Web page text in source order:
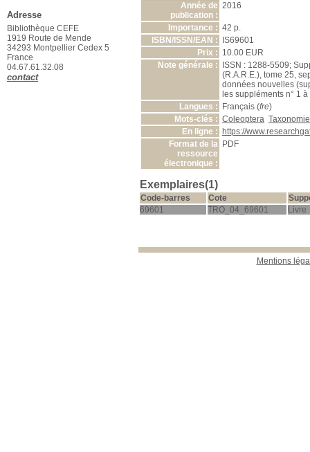
Année de
publication :
2016
Importance : 42 p.
ISBN/ISSN/EAN :
IS69601
Prix : 10.00 EUR
Note générale :
ISSN : 1288-5509;
(R.A.R.E.), tome 25,
données nouvelles
les suppléments n° 1
Langues :
Français (fre)
Mots-clés : Coleoptera Taxonomie
En ligne :
https://
Format de la
ressource
électronique :
PDF
Exemplaires(1)
Code-barres Cote
69601
TRO_04_69601 Livre
Mentions
Adresse
Bibliothèque CEFE
1919 Route de Mende
34293 Montpellier Cedex 5
France
04.67.61.32.08
contact